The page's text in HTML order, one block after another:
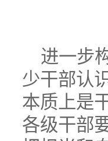
进一步
少干部认
本质上是
各级干部